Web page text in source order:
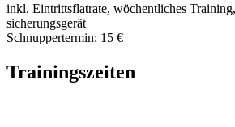
inkl. Eintrittsflatrate, wöchentliches
sicherungsgerät
Schnuppertermin: 15 €
Trainingszeiten